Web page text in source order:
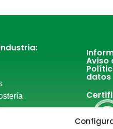
Aviso
datos